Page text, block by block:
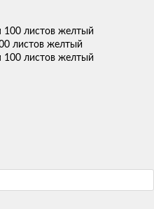
листов желтый